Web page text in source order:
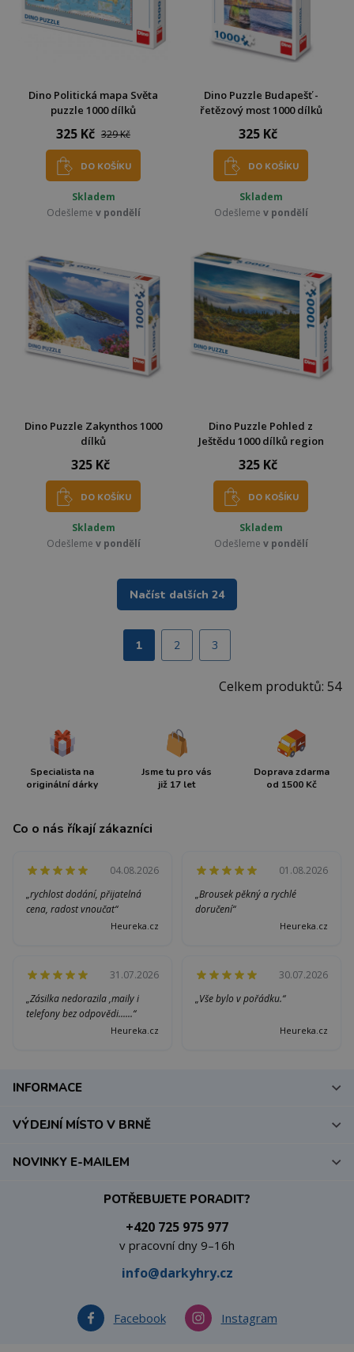
Dino Politická mapa Světa
puzzle 1000 dílků
325 Kč 329 Kč
DO KOŠÍKU
Skladem
Odešleme v pondělí
Dino Puzzle Budapešť -
řetězový most 1000 dílků
325 Kč
DO KOŠÍKU
Skladem
Odešleme v pondělí
Dino Puzzle Zakynthos 1000
dílků
325 Kč
DO KOŠÍKU
Skladem
Odešleme v pondělí
Dino Puzzle Pohled z
Ještědu 1000 dílků region
325 Kč
DO KOŠÍKU
Skladem
Odešleme v pondělí
Načíst dalších 24
1 2 3
Celkem produktů: 54
Specialista na
originální dárky
Jsme tu pro vás
již 17 let
Doprava zdarma
od 1500 Kč
Co o nás říkají zákazníci
04.08.2026
„rychlost dodání, přijatelná
cena, radost vnoučat“
Heureka.cz
01.08.2026
„Brousek pěkný a rychlé
doručení“
Heureka.cz
31.07.2026
„Zásilka nedorazila ,maily i
telefony bez odpovědi......“
Heureka.cz
30.07.2026
„Vše bylo v pořádku.“
Heureka.cz
INFORMACE
VÝDEJNÍ MÍSTO V BRNĚ
POTŘEBUJETE PORADIT?
+420 725 975 977
v pracovní dny 9–16h
info@darkyhry.cz
Facebook Instagram
NOVINKY E-MAILEM